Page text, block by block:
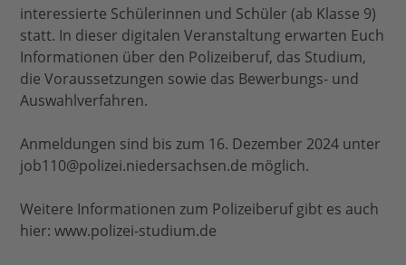
interessierte Schülerinnen und Schüler (ab Klasse 9)
statt. In dieser digitalen Veranstaltung erwarten Euch
Informationen über den Polizeiberuf, das Studium,
die Voraussetzungen sowie das Bewerbungs- und
Auswahlverfahren.
Anmeldungen sind bis zum 16. Dezember 2024 unter
job110@polizei.niedersachsen.de möglich.
Weitere Informationen zum Polizeiberuf gibt es auch
hier: www.polizei-studium.de